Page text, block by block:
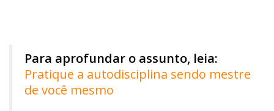
Para aprofundar o assunto, leia:
Pratique a autodisciplina sendo mestre
de você mesmo